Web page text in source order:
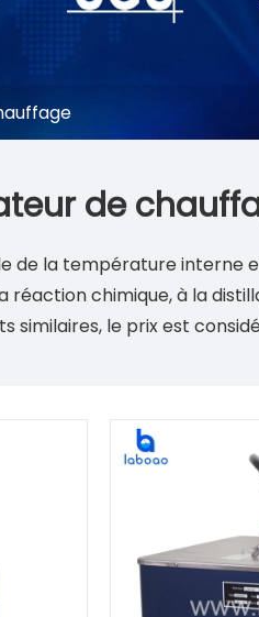
de
de la température
chimique, à la
le prix est